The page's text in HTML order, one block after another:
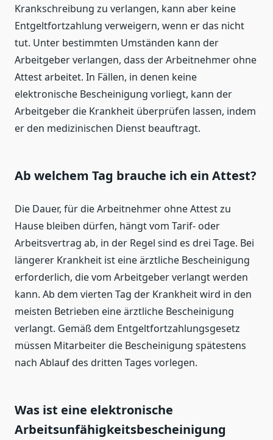
Krankschreibung zu verlangen, kann aber keine
Entgeltfortzahlung verweigern, wenn er das nicht
tut. Unter bestimmten Umständen kann der
Arbeitgeber verlangen, dass der Arbeitnehmer ohne
Attest arbeitet. In Fällen, in denen keine
elektronische Bescheinigung vorliegt, kann der
Arbeitgeber die Krankheit überprüfen lassen, indem
er den medizinischen Dienst beauftragt.
Ab welchem Tag brauche ich ein Attest?
Die Dauer, für die Arbeitnehmer ohne Attest zu
Hause bleiben dürfen, hängt vom Tarif- oder
Arbeitsvertrag ab, in der Regel sind es drei Tage. Bei
längerer Krankheit ist eine ärztliche Bescheinigung
erforderlich, die vom Arbeitgeber verlangt werden
kann. Ab dem vierten Tag der Krankheit wird in den
meisten Betrieben eine ärztliche Bescheinigung
verlangt. Gemäß dem Entgeltfortzahlungsgesetz
müssen Mitarbeiter die Bescheinigung spätestens
nach Ablauf des dritten Tages vorlegen.
Was ist eine elektronische
Arbeitsunfähigkeitsbescheinigung